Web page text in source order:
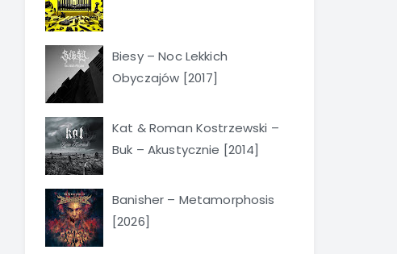
Biesy – Noc Lekkich
Obyczajów [2017]
Kat & Roman Kostrzewski –
Buk – Akustycznie [2014]
Banisher – Metamorphosis
[2026]